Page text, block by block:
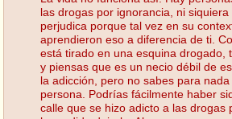
las drogas por ignorancia, ni
perjudica porque tal vez en su
aprendieron eso a diferencia de ti.
está tirado en una esquina drogado,
y piensas que es un necio débil de
la adicción, pero no sabes para
persona. Podrías fácilmente haber
calle que se hizo adicto a las drogas